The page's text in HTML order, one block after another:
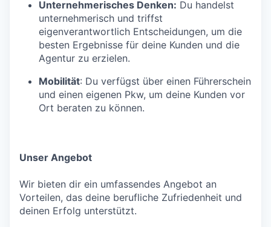
Unternehmerisches Denken: Du handelst
unternehmerisch und triffst
eigenverantwortlich Entscheidungen, um die
besten Ergebnisse für deine Kunden und die
Agentur zu erzielen.
Mobilität: Du verfügst über einen Führerschein
und einen eigenen Pkw, um deine Kunden vor
Ort beraten zu können.
Unser Angebot
Wir bieten dir ein umfassendes Angebot an
Vorteilen, das deine berufliche Zufriedenheit und
deinen Erfolg unterstützt.